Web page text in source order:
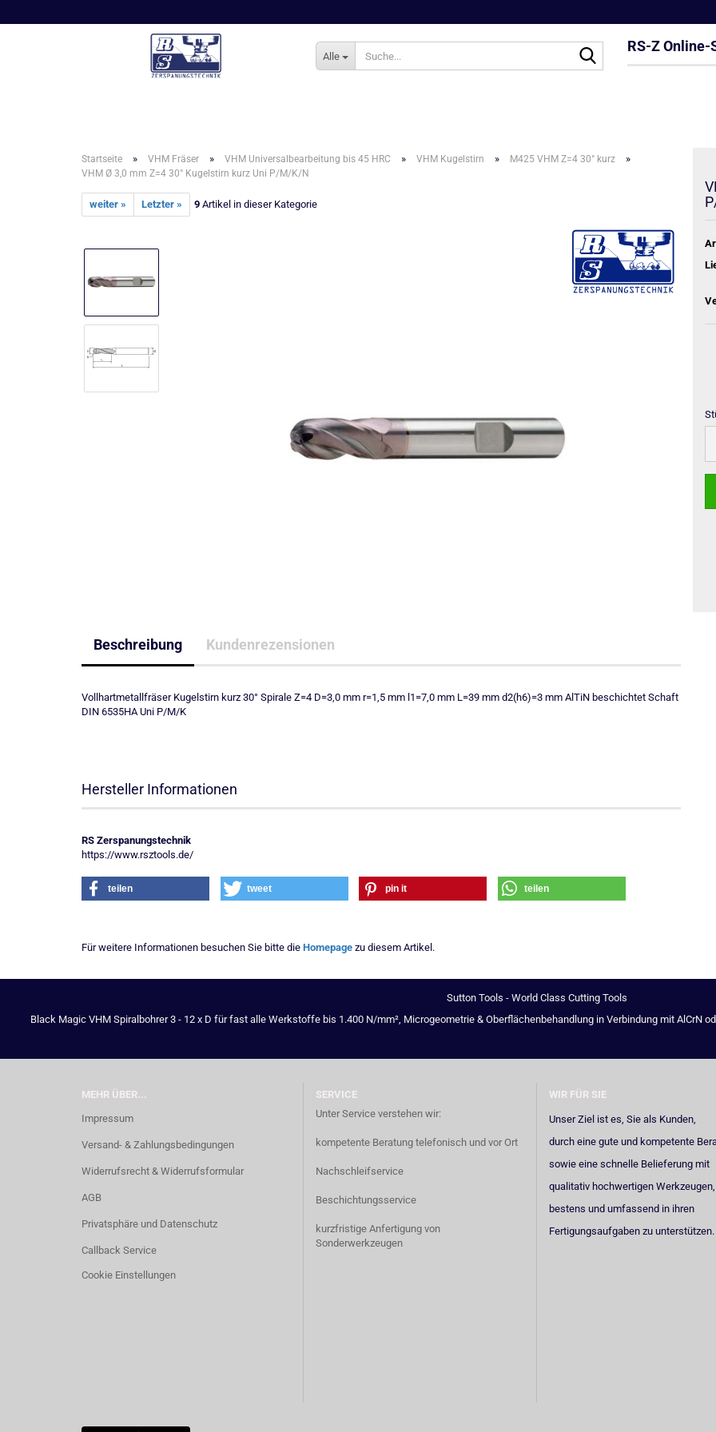
Alle
Suche...RS-Z Online-
Startseite » VHM Fräser » VHM Universalbearbeitung bis 45 HRC » VHM Kugelstirn » M425 VHM Z=4 30° kurz »
VHM Ø 3,0 mm Z=4 30° Kugelstirn kurz Uni P/M/K/N
weiter » Letzter » 9 Artikel in dieser Kategorie
Beschreibung Kundenrezensionen
Vollhartmetallfräser Kugelstirn kurz 30° Spirale Z=4 D=3,0 mm r=1,5 mm l1=7,0 mm L=39 mm d2(h6)=3 mm AlTiN beschichtet Schaft
DIN 6535HA Uni P/M/K
Hersteller Informationen
RS Zerspanungstechnik
https://www.rsztools.de/
teilen tweet pin it teilen
Für weitere Informationen besuchen Sie bitte die Homepage zu diesem Artikel.
Sutton Tools - World Class Cutting Tools
Black Magic VHM Spiralbohrer 3 - 12 x D für fast alle Werkstoffe bis 1.400 N/mm², Microgeometrie & Oberflächenbehandlung in Verbindung mit AlCrN
MEHR ÜBER...
Impressum
Versand- & Zahlungsbedingungen
Widerrufsrecht & Widerrufsformular
AGB
Privatsphäre und Datenschutz
Callback Service
Cookie Einstellungen
SERVICE
Unter Service verstehen wir:
kompetente Beratung telefonisch und vor Ort
Nachschleifservice
Beschichtungsservice
kurzfristige Anfertigung von
Sonderwerkzeugen
WIR FÜR SIE
Unser Ziel ist es, Sie als Kunden,
durch eine gute und kompetente
sowie eine schnelle Belieferung mit
qualitativ hochwertigen Werkzeugen,
bestens und umfassend in ihren
Fertigungsaufgaben zu unterstützen.